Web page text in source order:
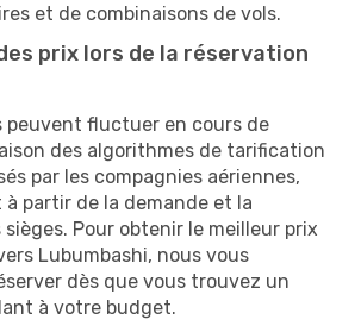
et de combinaisons de vols.
prix lors de la réservation
peuvent fluctuer en cours de
des algorithmes de tarification
par les compagnies aériennes,
partir de la demande et la
Pour obtenir le meilleur prix
Lubumbashi, nous vous
dès que vous trouvez un
à votre budget.